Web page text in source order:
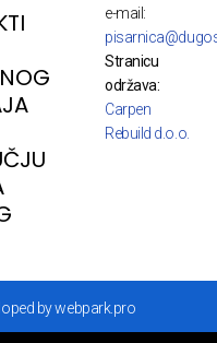
e-mail:
Stranicu
održava:
Carpen
Rebuild d.o.o.
by webpark.pro